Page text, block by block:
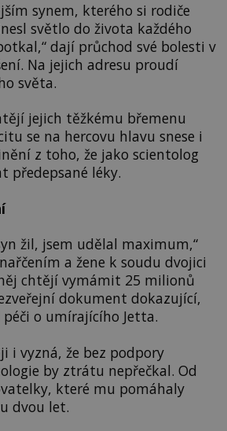
synem, kterého si rodiče
světlo do života každého
dají průchod své bolesti v
Na jejich adresu proudí
světa.
jejich těžkému břemenu
se na hercovu hlavu snese i
z toho, že jako scientolog
předepsané léky.
žil, jsem udělal maximum,“
a žene k soudu dvojici
chtějí vymámit 25 milionů
dokument dokazující,
péči o umírajícího Jetta.
i vyzná, že bez podpory
by ztrátu nepřečkal. Od
které mu pomáhaly
dvou let.